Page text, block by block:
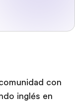
con
inglés en